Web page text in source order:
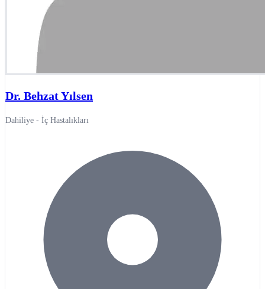
Dr. Behzat Yılsen
Dahiliye - İç Hastalıkları